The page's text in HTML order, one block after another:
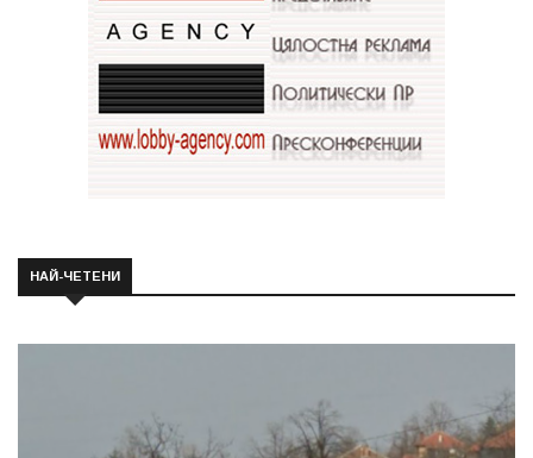
НАЙ-ЧЕТЕНИ